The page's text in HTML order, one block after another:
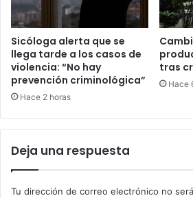
Sicóloga alerta que se
llega tarde a los casos de
violencia: “No hay
prevención criminológica”
Hace 2 horas
tras
Hace
Deja una respuesta
Tu dirección de correo electrónico no